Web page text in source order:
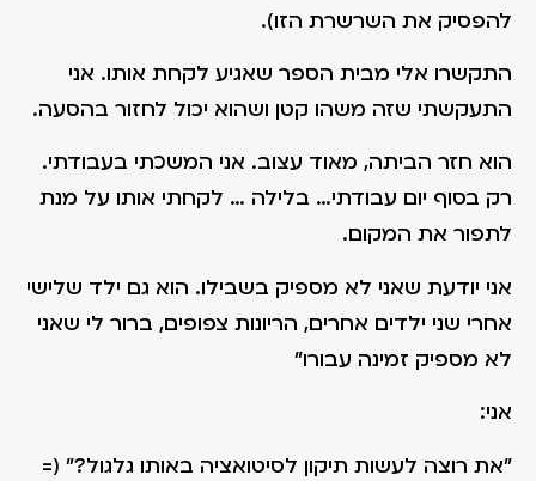
להפסיק את השרשרת הזו).
התקשרו אלי מבית הספר שאגיע לקחת אותו. אני
התעקשתי שזה משהו קטן ושהוא יכול לחזור בהסעה.
הוא חזר הביתה, מאוד עצוב. אני המשכתי בעבודתי.
רק בסוף יום עבודתי… בלילה … לקחתי אותו על מנת
לתפור את המקום.
אני יודעת שאני לא מספיק בשבילו. הוא גם ילד שלישי
אחרי שני ילדים אחרים, הריונות צפופים, ברור לי שאני
לא מספיק זמינה עבורו"
אני:
"את רוצה לעשות תיקון לסיטואציה באותו גלגול?" (=